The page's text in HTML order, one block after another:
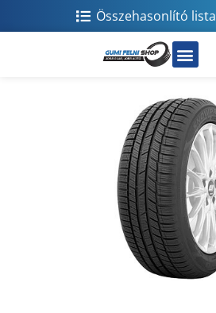
Összehasonlító lista